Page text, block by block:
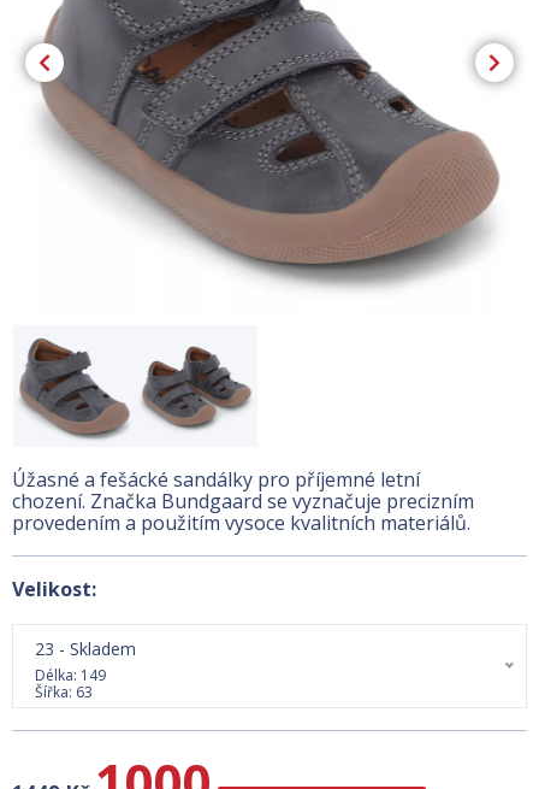
Úžasné a fešácké sandálky pro příjemné letní
chození. Značka Bundgaard se vyznačuje precizním
provedením a použitím vysoce kvalitních materiálů.
Velikost:
23 - Skladem
Délka: 149
Šířka: 63